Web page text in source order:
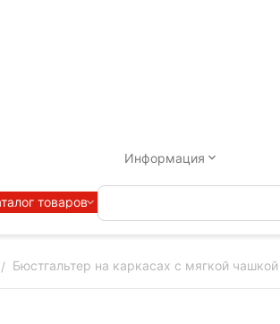
Информация
товаров
/ Бюстгальтер на каркасах с мягкой